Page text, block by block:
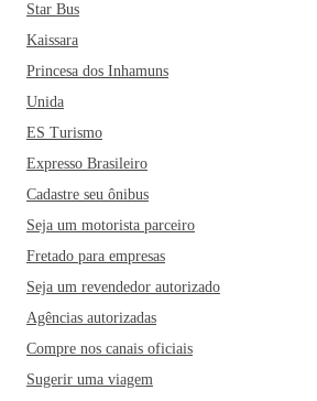
Star Bus
Kaissara
Princesa dos Inhamuns
Unida
ES Turismo
Expresso Brasileiro
Cadastre seu ônibus
Seja um motorista parceiro
Fretado para empresas
Seja um revendedor autorizado
Agências autorizadas
Compre nos canais oficiais
Sugerir uma viagem